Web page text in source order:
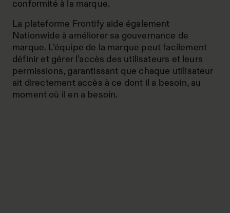
conformité à la marque.
La plateforme Frontify aide également
Nationwide à améliorer sa gouvernance de
marque. L’équipe de la marque peut facilement
définir et gérer l’accès des utilisateurs et leurs
permissions, garantissant que chaque utilisateur
ait directement accès à ce dont il a besoin, au
moment où il en a besoin.